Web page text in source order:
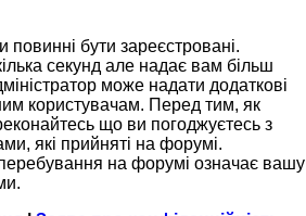
бути зареєстровані.
секунд але надає вам більш
може надати додаткові
користувачам. Перед тим, як
що ви погоджуєтесь з
які прийняті на форумі.
на форумі означає вашу